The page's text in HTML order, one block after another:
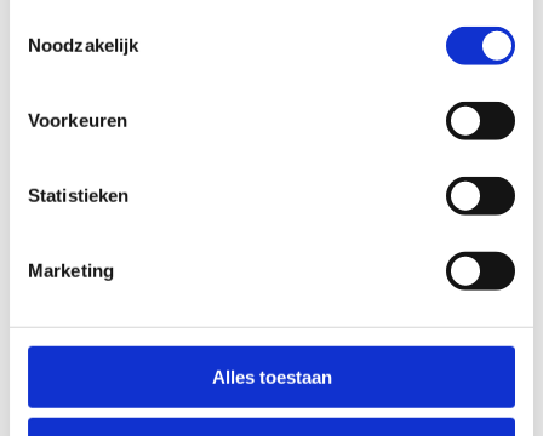
Noodzakelijk
Voorkeuren
Statistieken
Marketing
Alles toestaan
Nieuw: SportKompas als
activiteit binnen Sportklassen
Laat je leerlingen op een leuke en interactieve
leerling een persoonlijk rapport met sporten die
Voor leerlingen vanaf het 3de leerjaar
Resultaten direct beschikbaar in het
SportKompas-platform